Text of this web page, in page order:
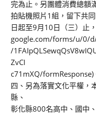
完為止。另團體消費總額
拍貼機照片1組，留下共
日起至9月10日（三）止
google.com/forms/u/0/
/
ZvCI
c71mXQ/formResponse)
四、另為落實文化平權，
縣、
彰化縣800名高中、國中